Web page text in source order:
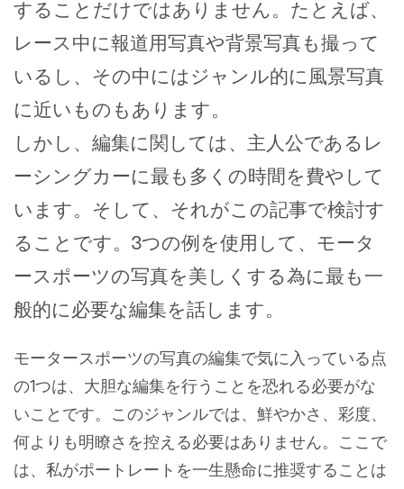
することだけではありません。たとえば、
レース中に報道用写真や背景写真も撮って
いるし、その中にはジャンル的に風景写真
に近いものもあります。
しかし、編集に関しては、主人公であるレ
ーシングカーに最も多くの時間を費やして
います。そして、それがこの記事で検討す
ることです。3つの例を使用して、モータ
ースポーツの写真を美しくする為に最も一
般的に必要な編集を話します。
モータースポーツの写真の編集で気に入っている点
の1つは、大胆な編集を行うことを恐れる必要がな
いことです。このジャンルでは、鮮やかさ、彩度、
何よりも明瞭さを控える必要はありません。ここで
は、私がポートレートを一生懸命に推奨することは